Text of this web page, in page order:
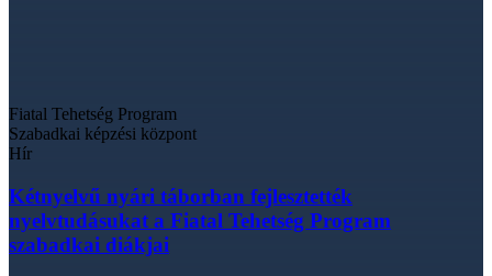
Fiatal Tehetség Program
Szabadkai képzési központ
Hír
Kétnyelvű nyári táborban fejlesztették
nyelvtudásukat a Fiatal Tehetség Program
szabadkai diákjai